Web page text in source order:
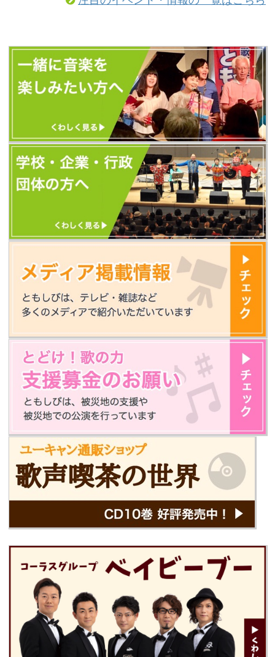
（以前とURLが変更になっています）
べて、歌声喫茶ともしびの新しいホー
ムページから発信します。 新しいホー
ムページに「更新お知らせメール」を
設置しました。 ...